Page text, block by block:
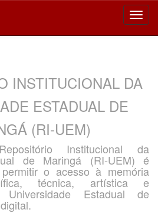
INSTITUCIONAL DA
ESTADUAL DE
(RI-UEM)
Institucional da
de Maringá (RI-UEM) é
o acesso à memória
técnica, artística e
Universidade Estadual de